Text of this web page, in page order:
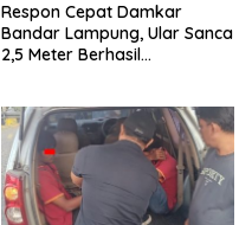
Respon Cepat Damkar
Bandar Lampung, Ular Sanca
2,5 Meter Berhasil